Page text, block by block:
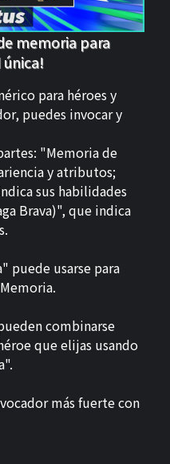
memoria para
para héroes y
puedes invocar y
"Memoria de
y atributos;
sus habilidades
Brava)", que indica
puede usarse para
combinarse
que elijas usando
más fuerte con